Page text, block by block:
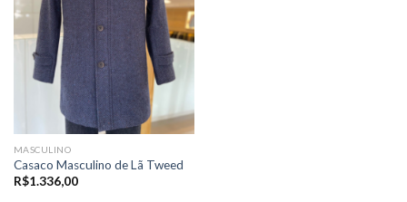
MASCULINO
Casaco Masculino de Lã Tweed
R$1.336,00